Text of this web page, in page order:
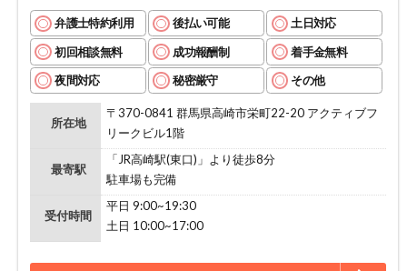
弁護士特約利用 後払い可能 土日対応
初回相談無料 成功報酬制 着手金無料
夜間対応 秘密厳守 その他
所在地
〒370-0841 群馬県高崎市栄町22-20 アクティブフ
リークビル1階
最寄駅
「JR高崎駅(東口)」より徒歩8分
駐車場も完備
受付時間
平日 9:00~19:30
土日 10:00~17:00